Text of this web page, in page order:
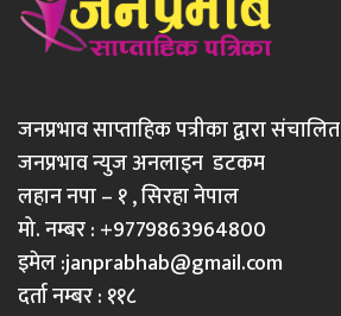
जनप्रभाव साप्ताहिक पत्रीका द्वारा संचालित
जनप्रभाव न्युज अनलाइन डटकम
लहान नपा – १ , सिरहा नेपाल
मो. नम्बर : +9779863964800
इमेल :janprabhab@gmail.com
दर्ता नम्बर : ११८